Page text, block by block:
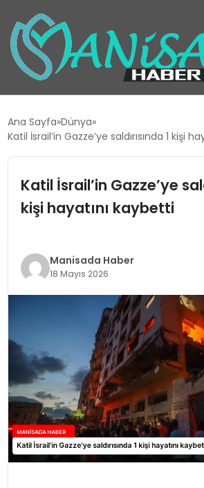
EKONOMI
GÜNDEM
MAGAZIN
SIYASET
TEKNOLOJI
YAŞAM
Ana Sayfa Dünya
Katil İsrail’in Gazze’ye saldırısında 1 kişi
Katil İsrail’in Gazze’ye
kişi hayatını kaybetti
Manisada Haber
18 Mayıs 2026